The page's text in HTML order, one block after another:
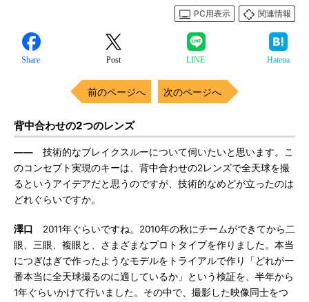
PC用表示
関連情報
Share Post LINE Hatena
前のページへ 次のページへ
背中合わせの2つのレンズ
―― 技術的なブレイクスルーについて伺いたいと思います。こ
のコンセプト実現のキーは、背中合わせの2レンズで全天球を撮
るというアイデアだと思うのですが、技術的なめどが立ったのは
どれぐらいですか。
澤口
2011年ぐらいですね。2010年の秋にチームができてから二
眼、三眼、複眼と、さまざまなプロトタイプを作りました。本当
につぎはぎで作ったようなモデルをトライアルで作り「どれが一
番本当に全天球撮るのに適しているか」という検証を、半年から
1年ぐらいかけて行いました。その中で、撮影した映像同士をつ